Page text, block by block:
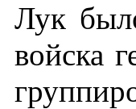
Лук
войска